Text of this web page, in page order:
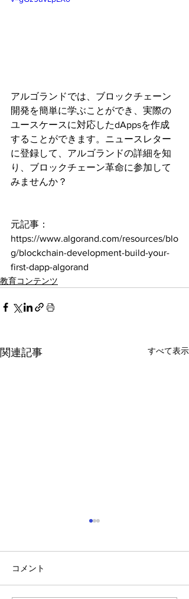
アルゴランドでは、ブロックチェーン
開発を簡単に学ぶことができ、実際の
ユースケースに対応したdAppsを作成
することができます。ニュースレター
に登録して、アルゴランドの詳細を知
り、ブロックチェーン革命に参加して
みませんか？
元記事：
https://www.algorand.com/resources/blo
g/blockchain-development-build-your-
first-dapp-algorand
教育コンテンツ
関連記事 すべて表示
コメント